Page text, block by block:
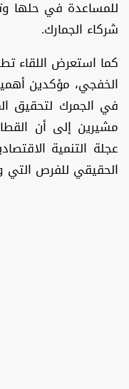
للمساعدة في حلها
شركاء الجمارك.
كما استعرض اللقاء
الخفجي، مؤكدين
في الجمرك لتحقيق
مشيرين إلى أن
عجلة التنمية
الحقيقي للفرص التي